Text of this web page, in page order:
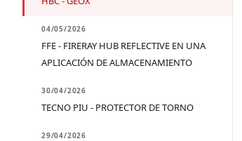
04/05/2026
FFE - FIRERAY HUB REFLECTIVE EN UNA
APLICACIÓN DE ALMACENAMIENTO
30/04/2026
TECNO PIU - PROTECTOR DE TORNO
29/04/2026